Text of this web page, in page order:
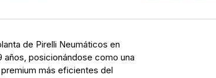
de Pirelli Neumáticos en
años, posicionándose como una
más eficientes del